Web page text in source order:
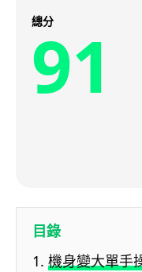
總分
91
目錄
機身變大單手